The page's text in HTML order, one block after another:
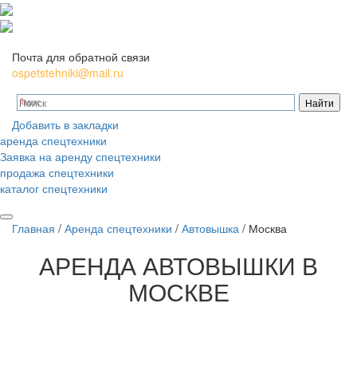
Почта для обратной связи
ospetstehniki@mail.ru
Добавить в закладки
аренда спецтехники
Заявка на аренду спецтехники
продажа спецтехники
каталог спецтехники
Главная / Аренда спецтехники / Автовышка / Москва
АРЕНДААВТОВЫШКИ В
МОСКВЕ